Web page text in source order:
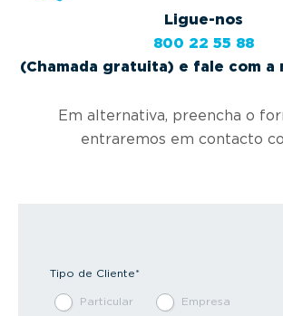
Ligue-nos
800 22 55 88
(Chamada gratuita) e fale com a
Em alternativa, preencha o
entraremos em contacto
Tipo de Cliente*
Particular Empresa